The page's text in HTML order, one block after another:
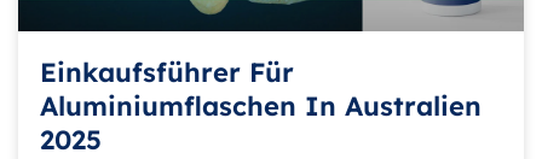
Einkaufsführer Für
Aluminiumflaschen In Australien
2025